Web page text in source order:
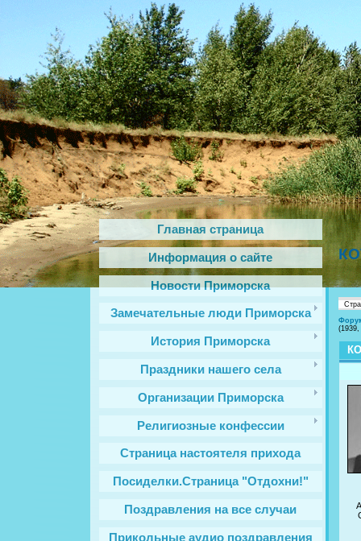
Главная страница
Информация о сайте
Новости Приморска
Замечательные люди Приморска
История Приморска
Праздники нашего села
Организации Приморска
Религиозные конфессии
Cтраница настоятеля прихода
Посиделки.Страница "Отдохни!"
Поздравления на все случаи
Прикольные аудио поздравления
(1939,